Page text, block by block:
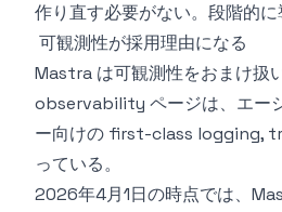
作り直す必要がない。段階的に
可観測性が採用理由になる
Mastra は可観測性をおまけ扱
observability ページは、エー
ー向けの first-class logging,
っている。
2026年4月1日の時点では、